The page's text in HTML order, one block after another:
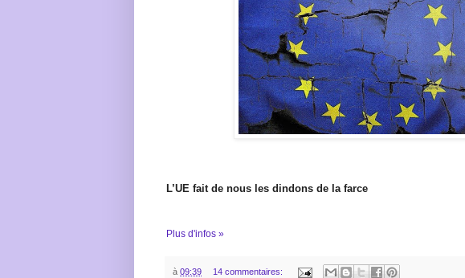
L’UE fait de nous les dindons de la farce
Plus d'infos »
à 09:39 14 commentaires: